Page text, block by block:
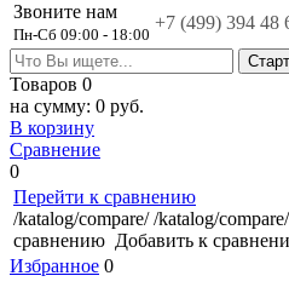
Звоните нам
Пн-Сб 09:00 - 18:00
+7 (499) 394 48
Товаров 0
на сумму: 0 руб.
В корзину
Сравнение
0
Перейти к сравнению
/katalog/compare/ /katalog/
сравнению Добавить к
Избранное 0